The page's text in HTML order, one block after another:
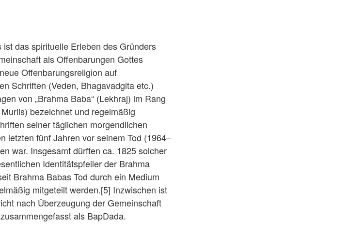
das spirituelle Erleben des Gründers
als Offenbarungen Gottes
Offenbarungsreligion auf
Schriften (Veden, Bhagavadgita etc.)
von „Brahma Baba“ (Lekhraj) im Rang
bezeichnet und regelmäßig
seiner täglichen morgendlichen
letzten fünf Jahren vor seinem Tod (1964–
war. Insgesamt dürften ca. 1825 solcher
Identitätspfeiler der Brahma
Brahma Babas Tod durch ein Medium
mitgeteilt werden.[5] Inzwischen ist
nach Überzeugung der Gemeinschaft
als BapDada.